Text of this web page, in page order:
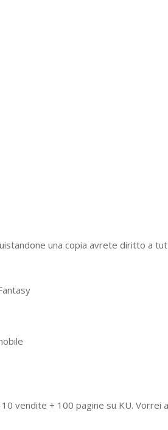
una copia avrete diritto a
vendite + 100 pagine su KU.